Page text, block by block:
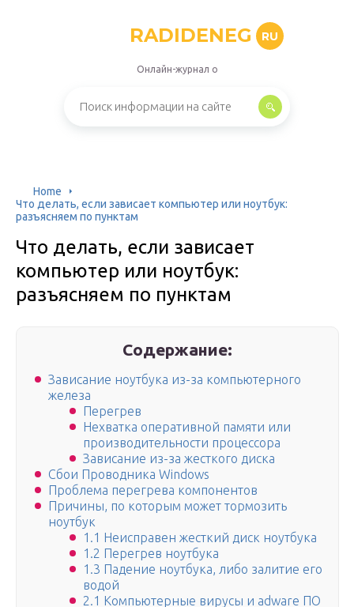
RADIDENEG RU
Онлайн-журнал о
Home
Что делать, если зависает компьютер или ноутбук:
разъясняем по пунктам
Что делать, если зависает
компьютер или ноутбук:
разъясняем по пунктам
Содержание:
Зависание ноутбука из-за компьютерного
железа
Перегрев
Нехватка оперативной памяти или
производительности процессора
Зависание из-за жесткого диска
Сбои Проводника Windows
Проблема перегрева компонентов
Причины, по которым может тормозить
ноутбук
1.1 Неисправен жесткий диск ноутбука
1.2 Перегрев ноутбука
1.3 Падение ноутбука, либо залитие его
водой
2.1 Компьютерные вирусы и adware ПО